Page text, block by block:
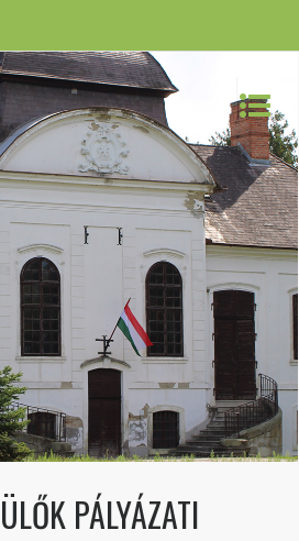
PÁLYÁZATI